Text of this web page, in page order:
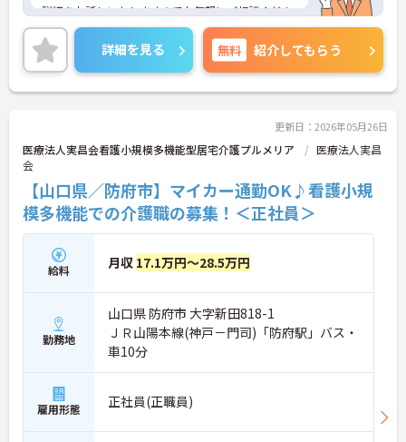
詳細をお話しいたしますのでお気軽にご相談くださ
い！
詳細を見る 無料 紹介してもらう
更新日：2026年05月26日
医療法人実昌会看護小規模多機能型居宅介護プルメリア
医療法人実昌
会
【山口県／防府市】マイカー通勤OK♪看護小規
模多機能での介護職の募集！＜正社員＞
給料 月収 17.1万円～28.5万円
勤務地
山口県 防府市 大字新田818-1
ＪＲ山陽本線(神戸－門司)「防府駅」バス・
車10分
雇用形態 正社員(正職員)